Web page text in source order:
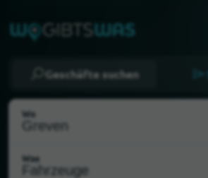
Geschäfte suchen
Wo
Was